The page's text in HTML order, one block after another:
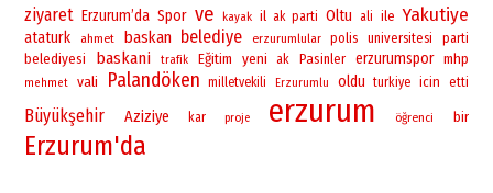
ziyaret Erzurum’da Spor ve kayak il ak parti Oltu ali ile Yakutiye
ataturk ahmet baskan belediye erzurumlular polis universitesi parti
belediyesi baskani trafik Eğitim yeni ak Pasinler erzurumspor mhp
mehmet vali Palandöken milletvekili Erzurumlu oldu turkiye icin etti
Büyükşehir Aziziye kar proje erzurum öğrenci bir
Erzurum'da